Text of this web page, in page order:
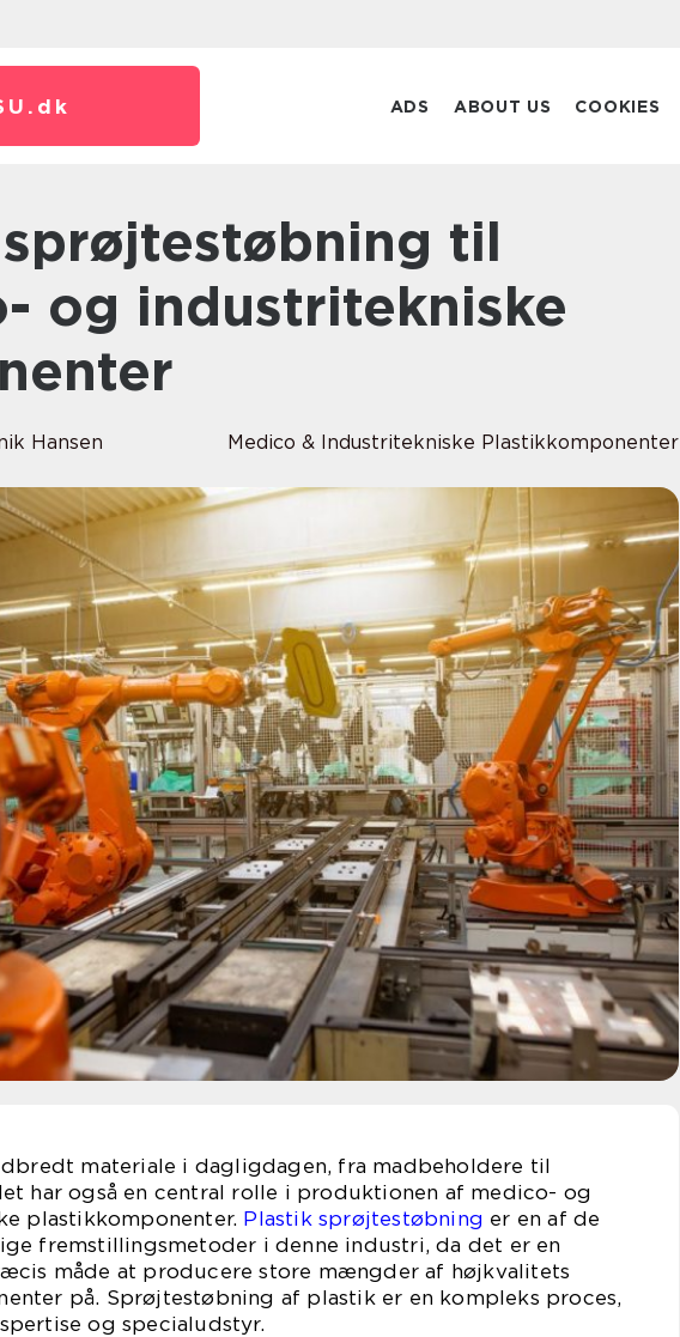
dk ADS ABOUT US COOKIES
og industritekniske
Hansen Medico & Industritekniske Plastikkomponenter
materiale i dagligdagen, fra madbeholdere til
har også en central rolle i produktionen af medico- og
plastikkomponenter. Plastik sprøjtestøbning er en af de
fremstillingsmetoder i denne industri, da det er en
måde at producere store mængder af højkvalitets
på. Sprøjtestøbning af plastik er en kompleks proces,
og specialudstyr.